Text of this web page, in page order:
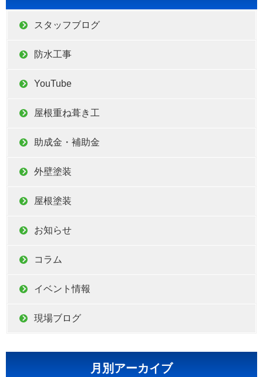
スタッフブログ
防水工事
YouTube
屋根重ね葺き工
助成金・補助金
外壁塗装
屋根塗装
お知らせ
コラム
イベント情報
現場ブログ
月別アーカイブ